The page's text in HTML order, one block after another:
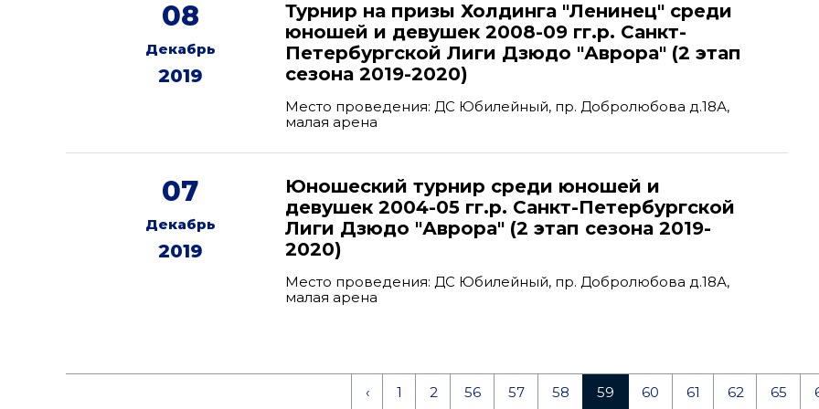
08
Декабрь
2019
Турнир на призы Холдинга "Ленинец" среди
юношей и девушек 2008-09 гг.р. Санкт-
Петербургской Лиги Дзюдо "Аврора" (2 этап
сезона 2019-2020)
Место проведения: ДС Юбилейный, пр. Добролюбова д.18А,
малая арена
07
Декабрь
2019
Юношеский турнир среди юношей и
девушек 2004-05 гг.р. Санкт-Петербургской
Лиги Дзюдо "Аврора" (2 этап сезона 2019-
2020)
Место проведения: ДС Юбилейный, пр. Добролюбова д.18А,
малая арена
‹ 1 2 56 57 58 59 60 61 62 65